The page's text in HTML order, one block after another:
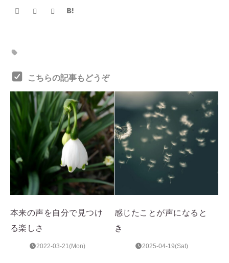
こちらの記事もどうぞ
本来の声を自分で見つけ
る楽しさ
2022-03-21(Mon)
感じたことが声になると
き
2025-04-19(Sat)